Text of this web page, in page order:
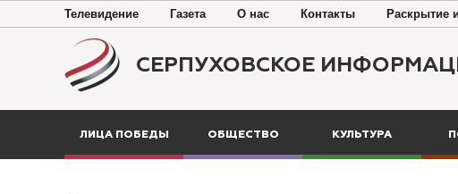
Телевидение Газета О нас Контакты Раскрытие
СЕРПУХОВСКОЕ
ЛИЦА ПОБЕДЫ ОБЩЕСТВО КУЛЬТУРА